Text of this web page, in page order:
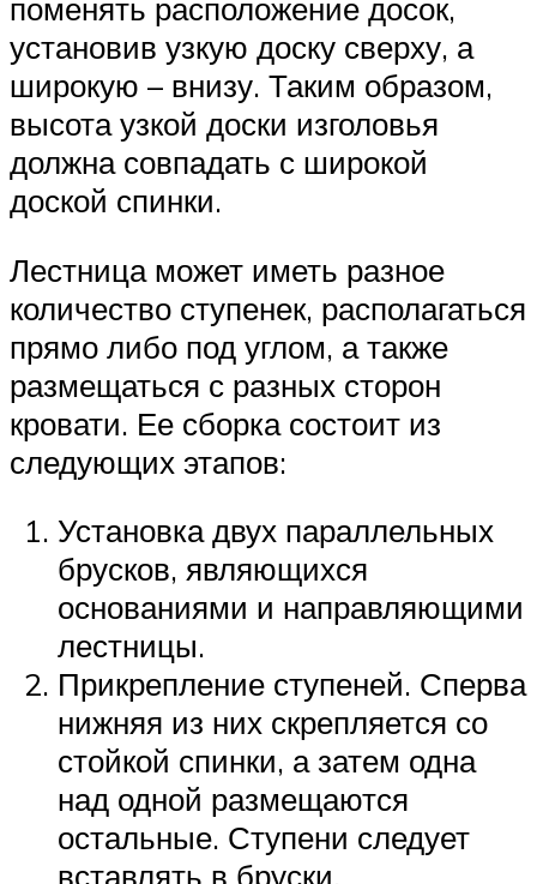
поменять расположение досок,
установив узкую доску сверху, а
широкую – внизу. Таким образом,
высота узкой доски изголовья
должна совпадать с широкой
доской спинки.
Лестница может иметь разное
количество ступенек, располагаться
прямо либо под углом, а также
размещаться с разных сторон
кровати. Ее сборка состоит из
следующих этапов:
Установка двух параллельных
брусков, являющихся
основаниями и направляющими
лестницы.
Прикрепление ступеней. Сперва
нижняя из них скрепляется со
стойкой спинки, а затем одна
над одной размещаются
остальные. Ступени следует
вставлять в бруски.